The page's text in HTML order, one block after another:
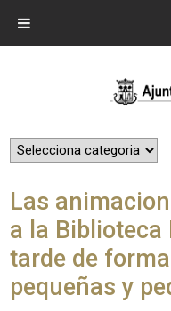
Las
a la
tarde de
pequeñas y